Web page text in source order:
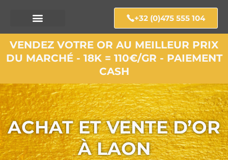
+32 (0)475 555 104
VENDEZ VOTRE OR AU MEILLEUR PRIX
DU MARCHÉ - 18K = 110€/GR - PAIEMENT
CASH
ACHAT ET VENTE D’OR
À LAON